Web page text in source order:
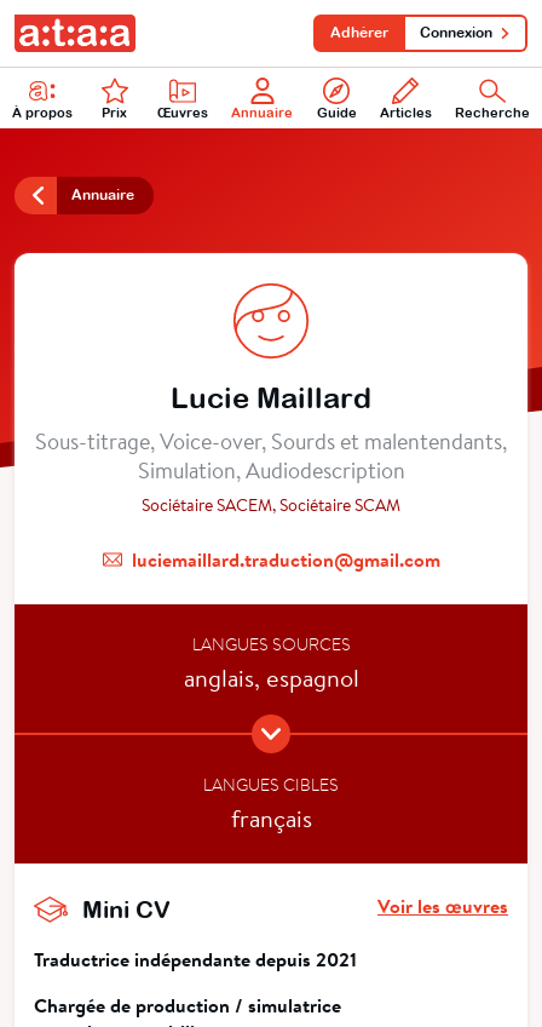
À propos Prix Œuvres Annuaire Guide Articles Recherche
Adhérer Connexion
Annuaire
Lucie Maillard
Sous-titrage, Voice-over, Sourds et malentendants,
Simulation, Audiodescription
Sociétaire SACEM, Sociétaire SCAM
luciemaillard.traduction@gmail.com
LANGUES SOURCES
anglais, espagnol
LANGUES CIBLES
français
Mini CV
Voir les œuvres
Traductrice indépendante depuis 2021
Chargée de production / simulatrice